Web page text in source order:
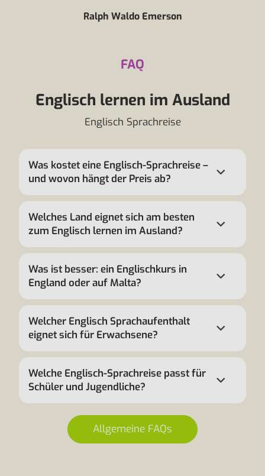
Ralph Waldo Emerson
FAQ
Englisch lernen im Ausland
Englisch Sprachreise
Was kostet eine Englisch-Sprachreise –
und wovon hängt der Preis ab?
Welches Land eignet sich am besten
zum Englisch lernen im Ausland?
Was ist besser: ein Englischkurs in
England oder auf Malta?
Welcher Englisch Sprachaufenthalt
eignet sich für Erwachsene?
Welche Englisch-Sprachreise passt für
Schüler und Jugendliche?
Allgemeine FAQs